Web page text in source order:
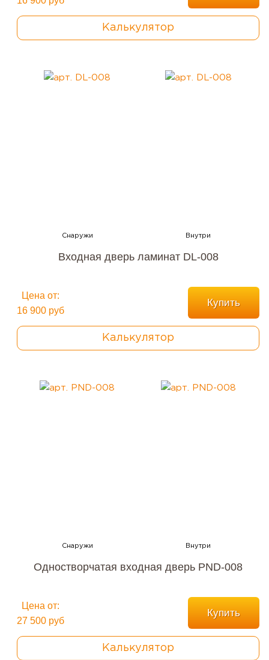
Калькулятор
Входная дверь ламинат DL-008
Цена от:
16 900 руб
Купить
Калькулятор
Одностворчатая входная дверь PND-008
Цена от:
27 500 руб
Купить
Калькулятор